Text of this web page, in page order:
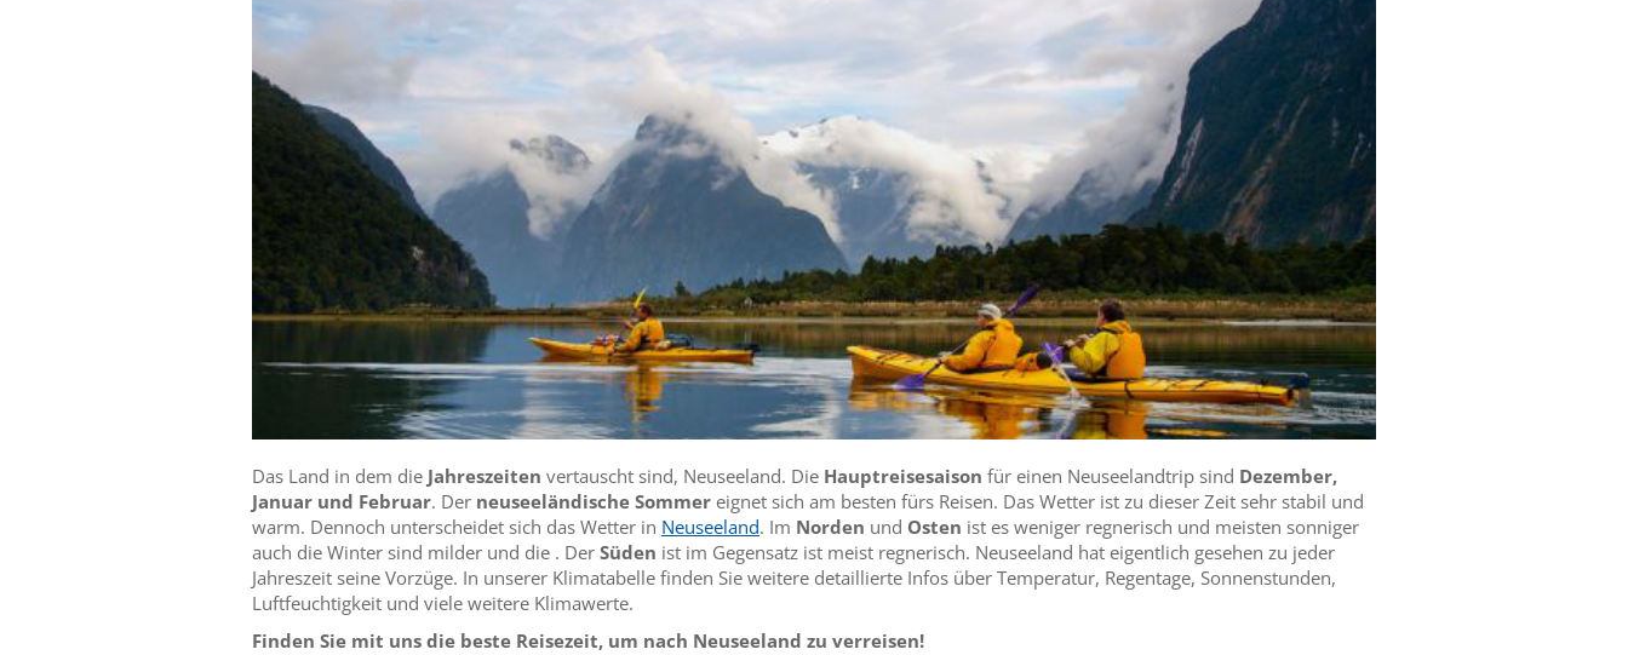
Das Land in dem die Jahreszeiten vertauscht sind, Neuseeland. Die Hauptreisesaison für einen Neuseelandtrip sind Dezember,
Januar und Februar. Der neuseeländische Sommer eignet sich am besten fürs Reisen. Das Wetter ist zu dieser Zeit sehr stabil und
warm. Dennoch unterscheidet sich das Wetter in Neuseeland. Im Norden und Osten ist es weniger regnerisch und meisten sonniger
auch die Winter sind milder und die . Der Süden ist im Gegensatz ist meist regnerisch. Neuseeland hat eigentlich gesehen zu jeder
Jahreszeit seine Vorzüge. In unserer Klimatabelle finden Sie weitere detaillierte Infos über Temperatur, Regentage, Sonnenstunden,
Luftfeuchtigkeit und viele weitere Klimawerte.
Finden Sie mit uns die beste Reisezeit, um nach Neuseeland zu verreisen!